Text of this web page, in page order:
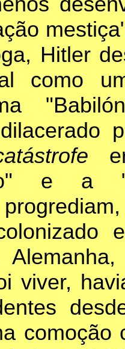
Hitler
como
e a
viver,
comoção